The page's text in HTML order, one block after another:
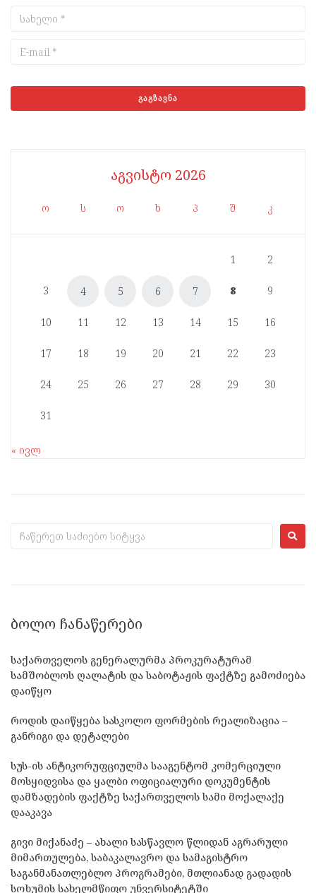
აგვისტო 2026
ო ს ო ხ პ შ კ
1 2
3 4 5 6 7 8 9
10 11 12 13 14 15 16
17 18 19 20 21 22 23
24 25 26 27 28 29 30
31
« ივლ
ᲑᲝᲚᲝ ᲩᲐᲜᲐᲬᲔᲠᲔᲑᲘ
საქართველოს გენერალურმა პროკურატურამ
სამშობლოს ღალატის და საბოტაჟის ფაქტზე გამოძიება
დაიწყო
როდის დაიწყება სასკოლო ფორმების რეალიზაცია –
განრიგი და დეტალები
სუს-ის ანტიკორუფციულმა სააგენტომ კომერციული
მოსყიდვისა და ყალბი ოფიციალური დოკუმენტის
დამზადების ფაქტზე საქართველოს სამი მოქალაქე
დააკავა
გივი მიქანაძე – ახალი სასწავლო წლიდან აგრარული
მიმართულება, საბაკალავრო და სამაგისტრო
საგანმანათლებლო პროგრამები, მთლიანად გადადის
სოხუმის სახელმწიფო უნვერსიტეტში